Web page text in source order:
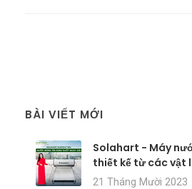
BÀI VIẾT MỚI
Solahart - Máy
thiết kế từ các vật
cao
21 Tháng Mười 2023